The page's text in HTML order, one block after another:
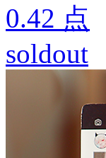
0.42 点
soldout